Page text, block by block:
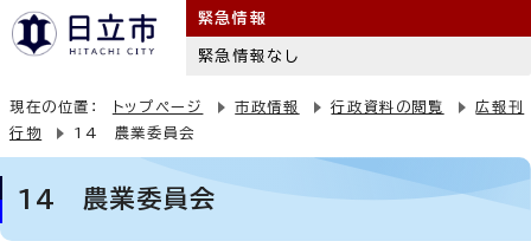
緊急情報
緊急情報なし
現在の位置： トップページ 市政情報 行政資料の閲覧
広報刊
行物
14 農業委員会
14 農業委員会